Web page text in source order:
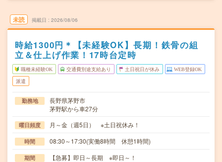
未読 掲載日 2026/08/06
時給1300円＊【未経験OK】長期！鉄骨の組
立＆仕上げ作業！17時台定時
職種未経験OK 交通費別途支給あり 土日祝日が休み WEB登録OK
派遣
勤務地
長野県茅野市
茅野駅から車27分
曜日頻度 月～金（週5日） ※土日祝休み！
時間 08:30～17:30(実働8時間 休憩1時間)
期間 【急募】即日～長期 ※即日～！